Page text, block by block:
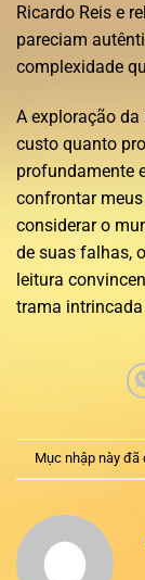
Ricardo Reis e
pareciam
complexidade
A exploração
custo quanto
profundamente
confrontar
considerar o
de suas falhas,
leitura
trama
Mục nhập này